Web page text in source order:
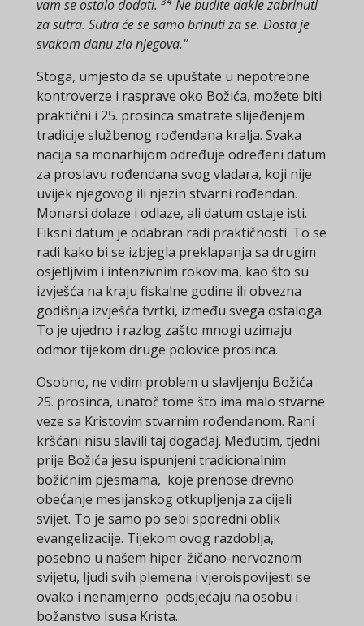
vam se ostalo dodati.
Ne budite dakle zabrinuti
za sutra. Sutra će se samo brinuti za se. Dosta je
svakom danu zla njegova."
Stoga, umjesto da se upuštate u nepotrebne
kontroverze i rasprave oko Božića, možete biti
praktični i 25. prosinca smatrate slijeđenjem
tradicije službenog rođendana kralja. Svaka
nacija sa monarhijom određuje određeni datum
za proslavu rođendana svog vladara, koji nije
uvijek njegovog ili njezin stvarni rođendan.
Monarsi dolaze i odlaze, ali datum ostaje isti.
Fiksni datum je odabran radi praktičnosti. To se
radi kako bi se izbjegla preklapanja sa drugim
osjetljivim i intenzivnim rokovima, kao što su
izvješća na kraju fiskalne godine ili obvezna
godišnja izvješća tvrtki, između svega ostaloga.
To je ujedno i razlog zašto mnogi uzimaju
odmor tijekom druge polovice prosinca.
Osobno, ne vidim problem u slavljenju Božića
25. prosinca, unatoč tome što ima malo stvarne
veze sa Kristovim stvarnim rođendanom. Rani
kršćani nisu slavili taj događaj. Međutim, tjedni
prije Božića jesu ispunjeni tradicionalnim
božićnim pjesmama, koje prenose drevno
obećanje mesijanskog otkupljenja za cijeli
svijet. To je samo po sebi sporedni oblik
evangelizacije. Tijekom ovog razdoblja,
posebno u našem hiper-žičano-nervoznom
svijetu, ljudi svih plemena i vjeroispovijesti se
ovako i nenamjerno podsjećaju na osobu i
božanstvo Isusa Krista.